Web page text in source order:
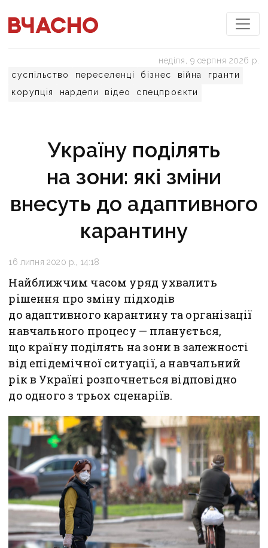
суспільство переселенці бізнес війна
гранти
корупція
нардепи відео спецпроєкти
неділя, 9 серпня 2026 р.
Україну поділять
на зони: які зміни
внесуть до адаптивного
карантину
16 липня 2020 р., 14:18
Найближчим часом уряд ухвалить
рішення про зміну підходів
до адаптивного карантину та організації
навчального процесу — планується,
що країну поділять на зони в залежності
від епідемічної ситуації, а навчальний
рік в Україні розпочнеться відповідно
до одного з трьох сценаріїв.